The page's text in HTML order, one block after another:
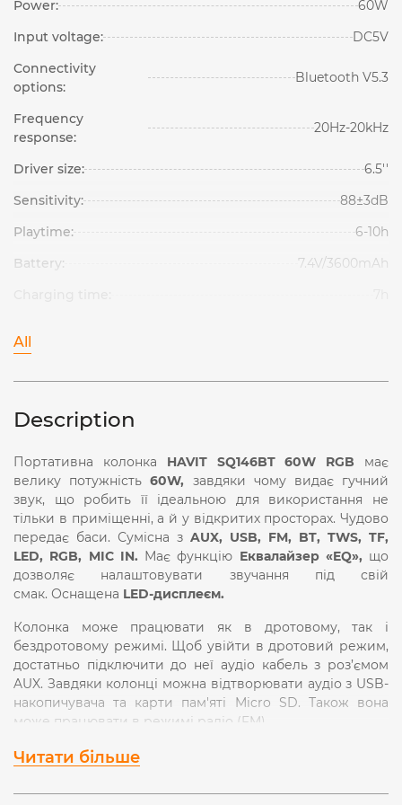
Power:
60W
Input voltage:
DC5V
Connectivity
options:
Bluetooth V5.3
Frequency
response:
20Hz-20kHz
Driver size:
6.5''
Sensitivity:
88±3dB
Playtime:
6-10h
Battery:
7.4V/3600mAh
All
Description
Портативна колонка HAVIT SQ146BT 60W RGB має
велику потужність60W, завдяки чому видає гучний
звук, що робить її ідеальною для використання не
тільки в приміщенні, а й у відкритих просторах. Чудово
передає баси. Сумісна з AUX, USB, FM, BT, TWS, TF,
LED, RGB, MIC IN. Має функцію Еквалайзер «EQ», що
дозволяє налаштовувати звучання під свій
смак. Оснащена LED-дисплеєм.
Колонка може працювати як в дротовому, так і
бездротовому режимі. Щоб увійти в дротовий режим,
достатньо підключити до неї аудіо кабель з роз’ємом
AUX. Завдяки колонці можна відтворювати аудіо з USB-
накопичувача та карти пам'яті Micro SD. Також вона
може працювати в режимі радіо (FM).
Суттєвою перевагою даної моделі є можливість
використовувати її для виступів і живого виконання.
Читати більше